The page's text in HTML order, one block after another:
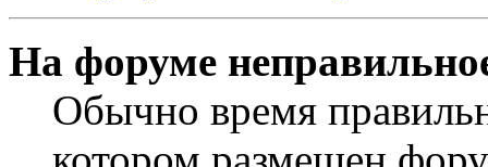
На форуме
Обычно время